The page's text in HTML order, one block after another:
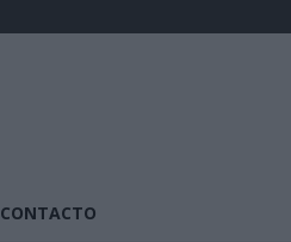
CONTACTO